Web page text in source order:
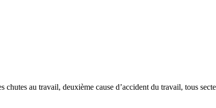
chutes au travail, deuxième cause d’accident du travail, tous